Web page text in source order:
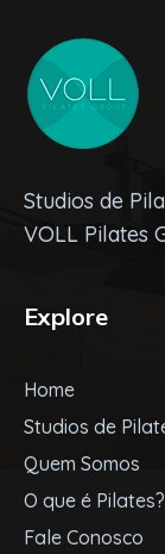
Studios de
VOLL Pilates
Explore
Home
Studios de
Quem Somos
O que é Pilates?
Fale Conosco